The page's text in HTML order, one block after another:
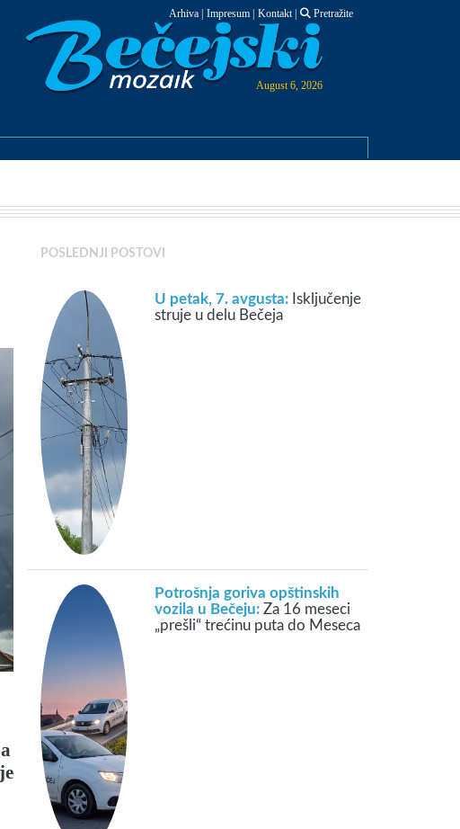
Arhiva Impresum Kontakt| Pretražite
August 6, 2026
POSLEDNJI POSTOVI
U petak, 7. avgusta: Isključenje
struje u delu Bečeja
Potrošnja goriva opštinskih
vozila u Bečeju: Za 16 meseci
„prešli“ trećinu puta do Meseca